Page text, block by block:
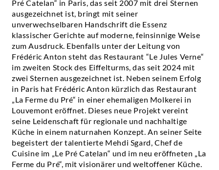
Pré Catelan“ in Paris, das seit 2007 mit drei Sternen
ausgezeichnet ist, bringt mit seiner
unverwechselbaren Handschrift die Essenz
klassischer Gerichte auf moderne, feinsinnige Weise
zum Ausdruck. Ebenfalls unter der Leitung von
Frédéric Anton steht das Restaurant “Le Jules Verne“
im zweiten Stock des Eiffelturms, das seit 2024 mit
zwei Sternen ausgezeichnet ist. Neben seinem Erfolg
in Paris hat Frédéric Anton kürzlich das Restaurant
„La Ferme du Pré“ in einer ehemaligen Molkerei in
Louvemont eröffnet. Dieses neue Projekt vereint
seine Leidenschaft für regionale und nachhaltige
Küche in einem naturnahen Konzept. An seiner Seite
begeistert der talentierte Mehdi Sgard, Chef de
Cuisine im „Le Pré Catelan“ und im neu eröffneten „La
Ferme du Pré“, mit visionärer und weltoffener Küche.